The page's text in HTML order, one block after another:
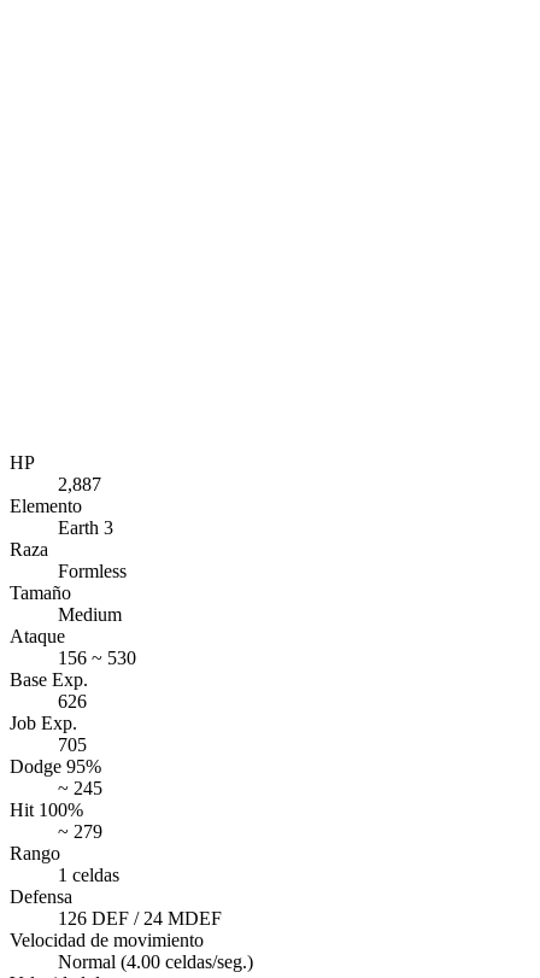
HP
2,887
Elemento
Earth 3
Raza
Formless
Tamaño
Medium
Ataque
156 ~ 530
Base Exp.
626
Job Exp.
705
Dodge 95%
~ 245
Hit 100%
~ 279
Rango
1 celdas
Defensa
126 DEF / 24 MDEF
Velocidad de movimiento
Normal (4.00 celdas/seg.)